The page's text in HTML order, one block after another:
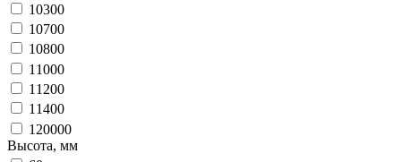
10300
10700
10800
11000
11200
11400
120000
Высота, мм